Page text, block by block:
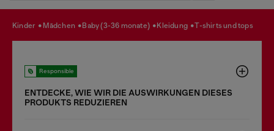
kinder mädchen baby (3-36 monate) kleidung t-shirts und tops
Responsible
ENTDECKE, WIE WIR DIE AUSWIRKUNGEN DIESES
PRODUKTS REDUZIEREN